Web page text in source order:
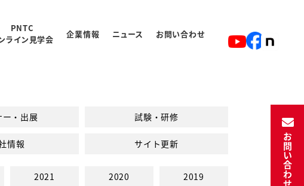
PNTC
ライン見学会
企業情報 ニュース お問い合わせ
ー・出展 試験・研修
情報 サイト更新
2021 2020 2019 お問い合わせ